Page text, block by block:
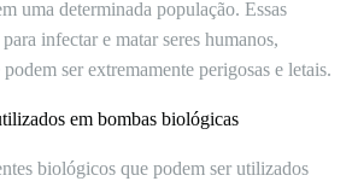
uma determinada população. Essas
infectar e matar seres humanos,
ser extremamente perigosas e letais.
em bombas biológicas
biológicos que podem ser utilizados